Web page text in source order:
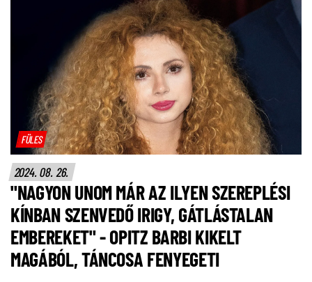
FÜLES
2024. 08. 26.
"NAGYON UNOM MÁR AZ ILYEN SZEREPLÉSI
KÍNBAN SZENVEDŐ IRIGY, GÁTLÁSTALAN
EMBEREKET" - OPITZ BARBI KIKELT
MAGÁBÓL, TÁNCOSA FENYEGETI